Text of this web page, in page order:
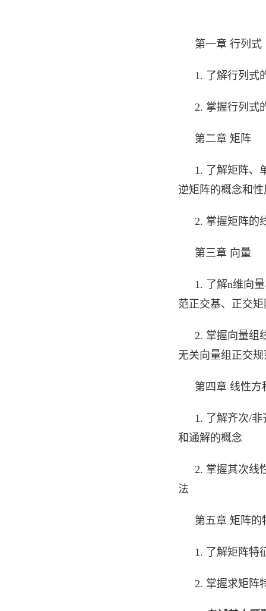
第一章 行列式
1. 了解行列式
2. 掌握行列式
第二章 矩阵
1. 了解矩阵、
逆矩阵的概念和
2. 掌握矩阵的
第三章 向量
1. 了解n维向
范正交基、正交矩
2. 掌握向量组
无关向量组正交
第四章 线性方
1. 了解齐次/
和通解的概念
2. 掌握其次线
法
第五章 矩阵的
1. 了解矩阵特
2. 掌握求矩阵